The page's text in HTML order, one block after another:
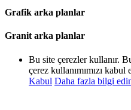
Grafik arka planlar
Granit arka planlar
Bu site çerezler kullanır.
çerez kullanımımızı
Kabul Daha fazla bilgi